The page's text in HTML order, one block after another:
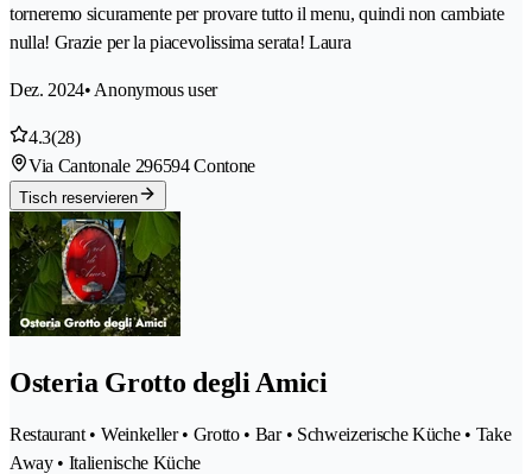
torneremo sicuramente per provare tutto il menu, quindi non cambiate
nulla! Grazie per la piacevolissima serata! Laura
Dez. 2024• Anonymous user
4.3(28)
Via Cantonale 296594 Contone
Tisch reservieren
Osteria Grotto degli Amici
Restaurant • Weinkeller • Grotto • Bar • Schweizerische Küche • Take
Away • Italienische Küche